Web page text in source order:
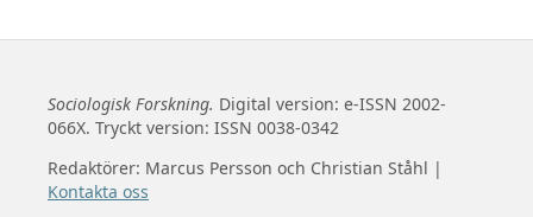
Sociologisk Forskning. Digital version: e-ISSN 2002-
066X. Tryckt version: ISSN 0038-0342
Redaktörer: Marcus Persson och Christian Ståhl |
Kontakta oss